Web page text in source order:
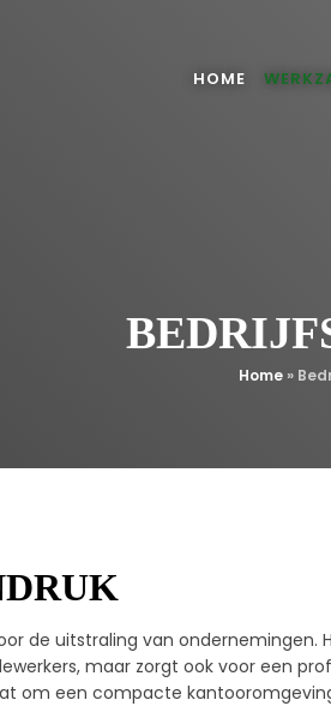
HOME
Home »
de uitstraling van ondernemingen.
maar zorgt ook voor een
om een compacte